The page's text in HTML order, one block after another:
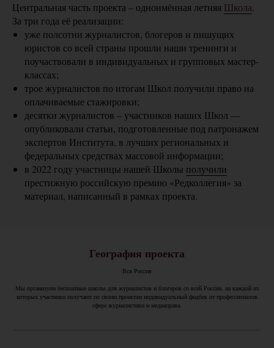
Центральная часть проекта – одноимённая летняя Школа
За три года её реализации:
уже полсотни журналистов, блогеров и пишущих
юристов со всей страны прошли наши тренинги и
поучаствовали в индивидуальных и групповых мастер-
классах;
трое журналистов по итогам Школ получили право на
оплачиваемые стажировки;
десятки журналистов – участников наших Школ —
опубликовали статьи, подготовленные под патронажем
экспертов Института, в лучших региональных и
федеральных средствах массовой информации;
в 2022 году участницы нашей Школы получили
престижную российскую премию «Редколлегия» за
материал, написанный в рамках проекта.
География проекта
Вся Россия
Мы организуем бесплатные школы для журналистов и блогеров со всей России, на каждой из
которых участники получают по своим проектам индивидуальный фидбек от профессионалов
сфере журналистики и медиаправа.